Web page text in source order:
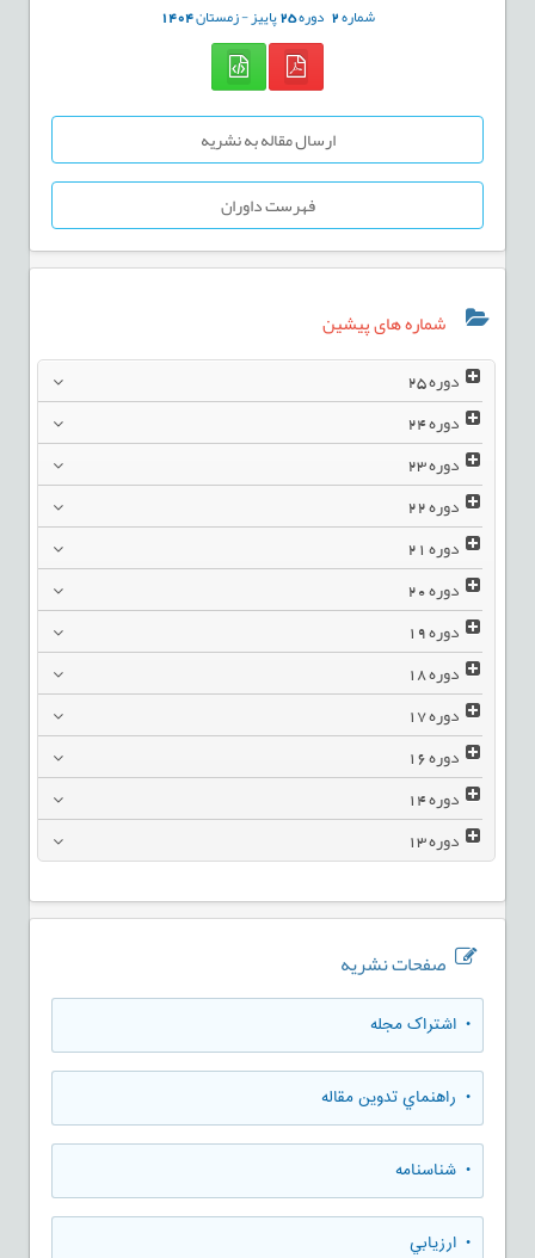
شماره2 دوره25پاییز - زمستان1404
ارسال مقاله به نشریه
فهرست داوران
شماره های پیشین
دوره25
دوره24
دوره23
دوره22
دوره21
دوره20
دوره19
دوره18
دوره17
دوره16
دوره14
دوره13
صفحات نشریه
• اشتراک مجله
• راهنماي تدوين مقاله
• شناسنامه
• ارزيابي